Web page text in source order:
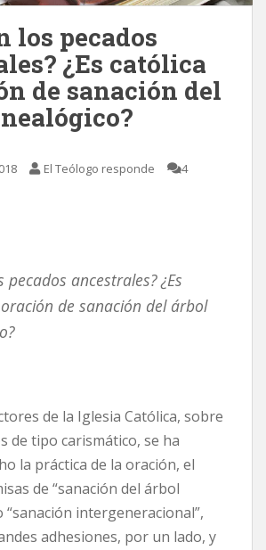
los pecados
¿Es católica
de sanación del
El Teólogo responde
4
pecados ancestrales? ¿Es
de sanación del árbol
de la Iglesia Católica, sobre
de tipo carismático, se ha
la práctica de la oración, el
de “sanación del árbol
“sanación intergeneracional”,
adhesiones, por un lado, y